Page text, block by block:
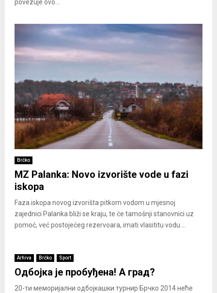
povezuje ovo...
Brčko
MZ Palanka: Novo izvorište vode u fazi
iskopa
Faza iskopa novog izvorišta pitkom vodom u mjesnoj
zajednici Palanka bliži se kraju, te će tamošnji stanovnici uz
pomoć, već postojećeg rezervoara, imati vlasititu vodu....
Arhiva Brčko Sport
Одбојка је пробуђена! А град?
20-ти меморијални одбојкашки турнир Брчко 2014 неће